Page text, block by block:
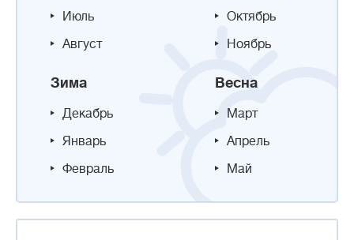
Июль
Август
Октябрь
Ноябрь
Зима
Декабрь
Январь
Февраль
Весна
Март
Апрель
Май